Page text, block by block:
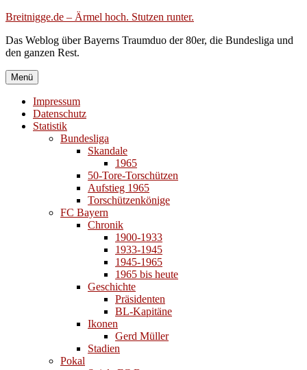
Zum
springen
Breitnigge.de – Ärmel hoch. Stutzen runter.
Das Weblog über Bayerns Traumduo der 80er, die Bundesliga und
den ganzen Rest.
Menü
Impressum
Datenschutz
Statistik
Bundesliga
Skandale
1965
50-Tore-Torschützen
Aufstieg 1965
Torschützenkönige
FC Bayern
Chronik
1900-1933
1933-1945
1945-1965
1965 bis heute
Geschichte
Präsidenten
BL-Kapitäne
Ikonen
Gerd Müller
Stadien
Pokal